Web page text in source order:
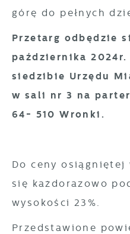
górę do pełnych
Przetarg odbędzie
października
siedzibie Urzędu
w sali nr 3 na
64- 510 Wronki.
Do ceny
się każdorazowo
wysokości 23%.
Przedstawione